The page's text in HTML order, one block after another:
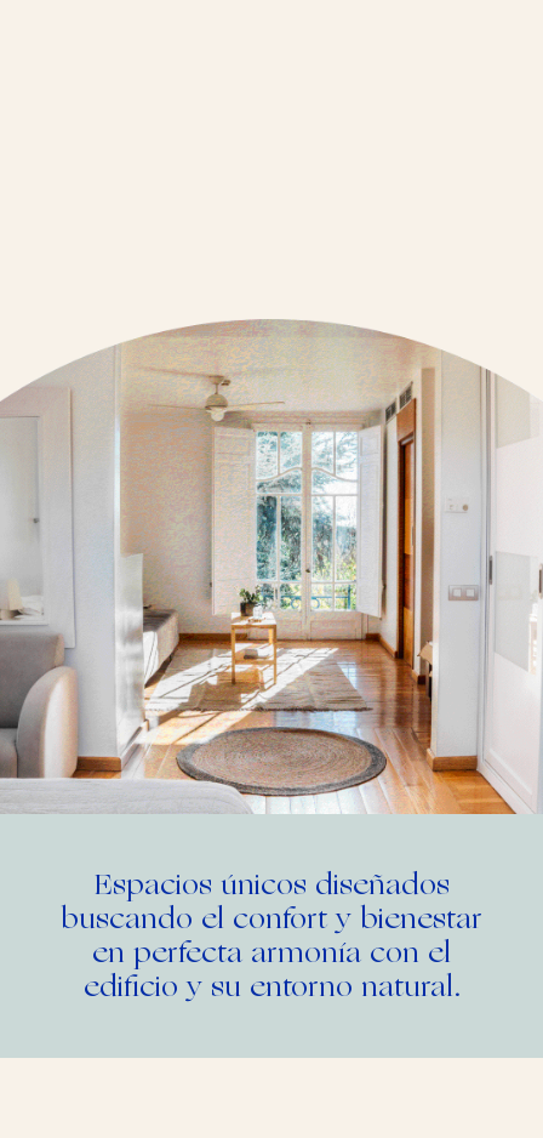
Espacios únicos diseñados
buscando el confort y bienestar
en perfecta armonía con el
edificio y su entorno natural.